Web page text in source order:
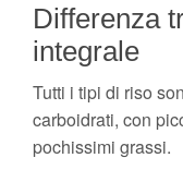
Differenza
integrale
Tutti i tipi di riso
carboidrati, con
pochissimi grassi.